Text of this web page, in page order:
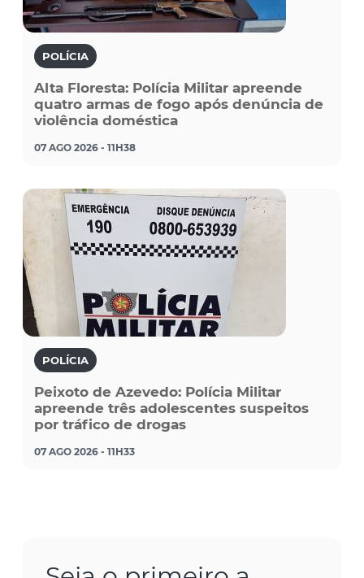
POLÍCIA
Alta Floresta: Polícia Militar apreende
quatro armas de fogo após denúncia de
violência doméstica
07 AGO 2026 - 11H38
POLÍCIA
Peixoto de Azevedo: Polícia Militar
apreende três adolescentes suspeitos
por tráfico de drogas
07 AGO 2026 - 11H33